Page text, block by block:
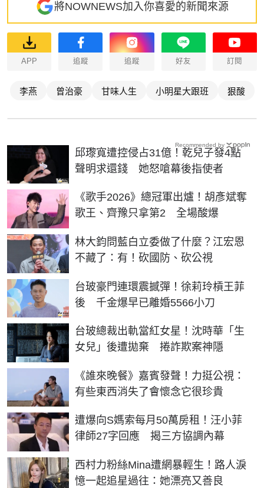
將NOWNEWS加入你喜愛的新聞來源
APP 追蹤 追蹤 好友 訂閱
李燕 曾治豪 甘味人生 小明星大跟班 狠酸
邱瓈寬遭控侵占31億！乾兒子發4點
聲明求還錢 她怒嗆幕後指使者
《歌手2026》總冠軍出爐！胡彥斌奪
歌王、齊豫只拿第2 全場酸爆
林大鈞問藍白立委做了什麼？江宏恩
不藏了：有！砍國防、砍公視
台玻豪門連環震撼彈！徐莉玲槓王菲
後 千金爆早已離婚5566小刀
台玻總裁出軌當紅女星！沈時華「生
女兒」後遭拋棄 捲詐欺案神隱
《誰來晚餐》嘉賓發聲！力挺公視：
有些東西消失了會懷念它很珍貴
遭爆向S媽索每月50萬房租！汪小菲
律師27字回應 揭三方協調內幕
西村力粉絲Mina遭網暴輕生！路人淚
憶一起追星過往：她漂亮又善良
Recommended by